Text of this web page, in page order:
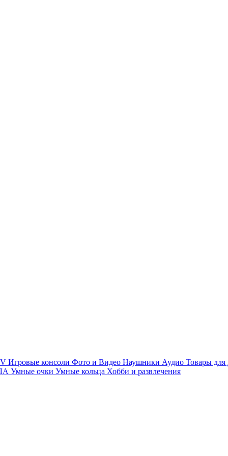
Игровые консоли Фото и Видео Наушники Аудио Товары для
Умные очки Умные кольца Хобби и развлечения